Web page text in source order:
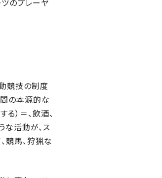
のプレーヤ
競技の制度
の本源的な
）＝、飲酒、
な活動が、ス
競馬、狩猟な